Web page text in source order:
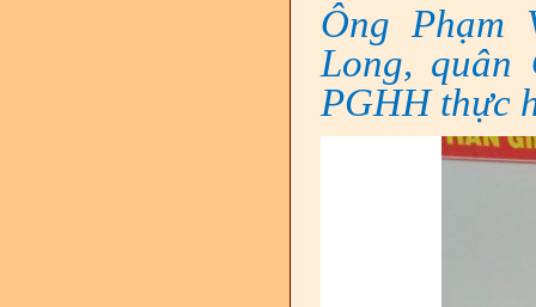
Ông Phạm
Long,
PGHH thực